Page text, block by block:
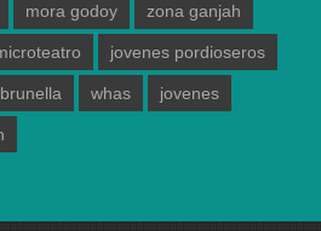
mora godoy zona ganjah
jovenes pordioseros
brunella whas jovenes